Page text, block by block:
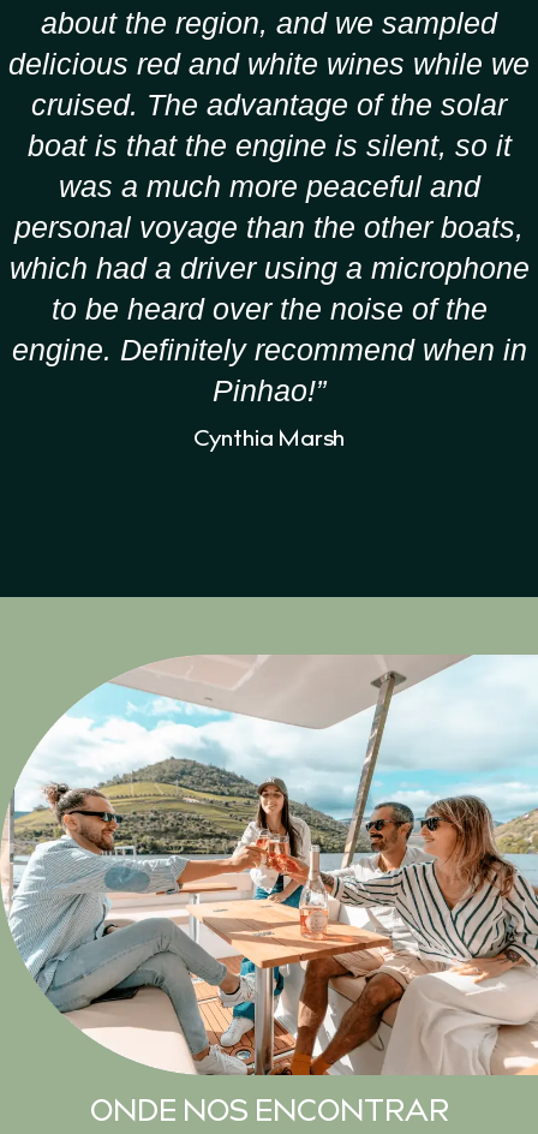
about the region, and we sampled
delicious red and white wines while we
cruised. The advantage of the solar
boat is that the engine is silent, so it
was a much more peaceful and
personal voyage than the other boats,
which had a driver using a microphone
to be heard over the noise of the
engine. Definitely recommend when in
Pinhao!”
Cynthia Marsh
ONDE NOS ENCONTRAR